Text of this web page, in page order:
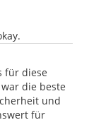
für diese
die beste
und
für